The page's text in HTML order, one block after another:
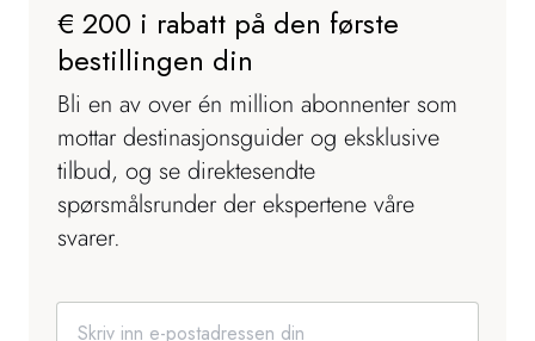
€ 200 i rabatt på den første
bestillingen din
Bli en av over én million abonnenter som
mottar destinasjonsguider og eksklusive
tilbud, og se direktesendte
spørsmålsrunder der ekspertene våre
svarer.